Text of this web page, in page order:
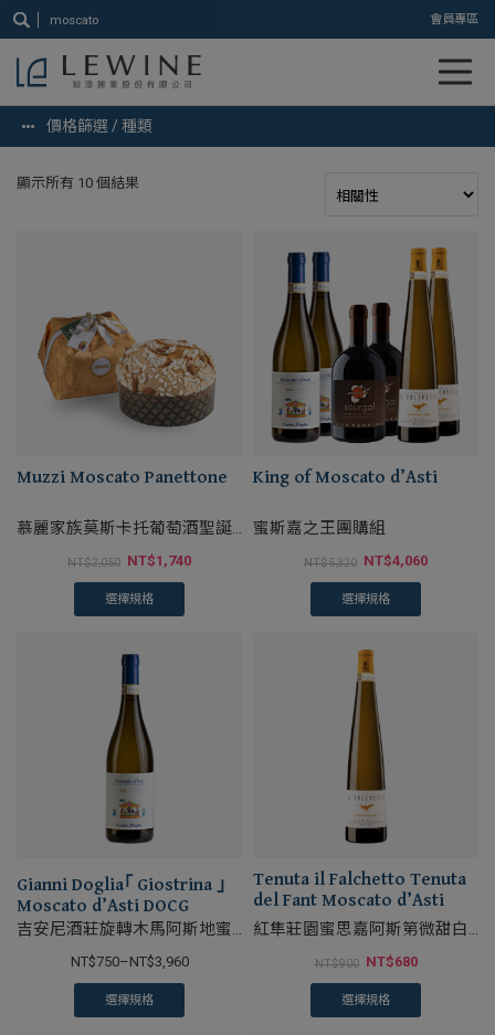
會員專區
價格篩選 / 種類
顯示所有 10 個結果
Muzzi Moscato Panettone
慕麗家族莫斯卡托葡萄酒聖誕
NT$2,050 NT$1,740
選擇規格
King of Moscato d’Asti
蜜斯嘉之王團購組
NT$5,320 NT$4,060
選擇規格
Gianni Doglia｢ Giostrina ｣
Moscato d’Asti DOCG
吉安尼酒莊旋轉木馬阿斯地蜜
斯嘉微甜白葡萄酒
NT$750–NT$3,960
選擇規格
Tenuta il Falchetto Tenuta
del Fant Moscato d’Asti
紅隼莊園蜜思嘉阿斯第微甜白
NT$900 NT$680
選擇規格